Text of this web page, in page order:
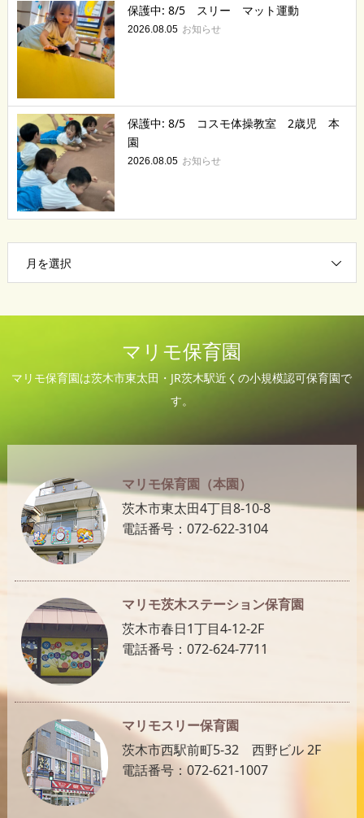
保護中: 8/5 スリー マット運動
2026.08.05 お知らせ
保護中: 8/5 コスモ体操教室 2歳児 本
園
2026.08.05 お知らせ
月を選択
マリモ保育園
マリモ保育園は茨木市東太田・JR茨木駅近くの小規模認可保育園で
す。
マリモ保育園（本園）
茨木市東太田4丁目8-10-8
電話番号：072-622-3104
マリモ茨木ステーション保育園
茨木市春日1丁目4-12-2F
電話番号：072-624-7711
マリモスリー保育園
茨木市西駅前町5-32 西野ビル 2F
電話番号：072-621-1007